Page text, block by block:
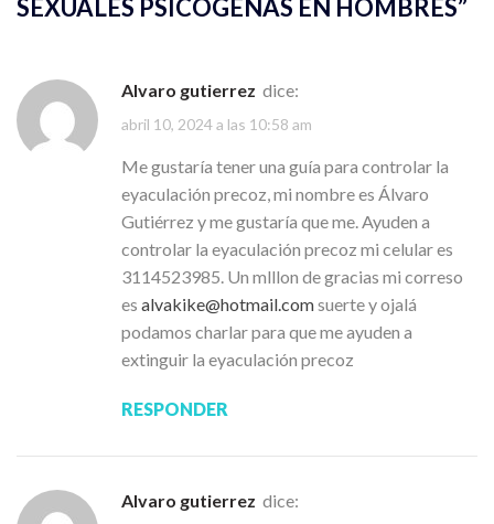
SEXUALES PSICÓGENAS EN HOMBRES”
Alvaro gutierrez dice:
abril 10, 2024 a las 10:58 am
Me gustaría tener una guía para controlar la
eyaculación precoz, mi nombre es Álvaro
Gutiérrez y me gustaría que me. Ayuden a
controlar la eyaculación precoz mi celular es
3114523985. Un mlllon de gracias mi correso
es alvakike@hotmail.comsuerte y ojalá
podamos charlar para que me ayuden a
extinguir la eyaculación precoz
RESPONDER
Alvaro gutierrez dice: